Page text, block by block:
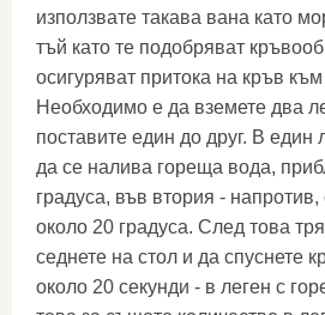
използвате такава вана като
тъй като те подобряват
осигуряват притока на кръв към
Необходимо е да вземете два
поставите един до друг. В един
да се налива гореща вода,
градуса, във втория - напротив,
около 20 градуса. След това
седнете на стол и да спуснете
около 20 секунди - в леген с